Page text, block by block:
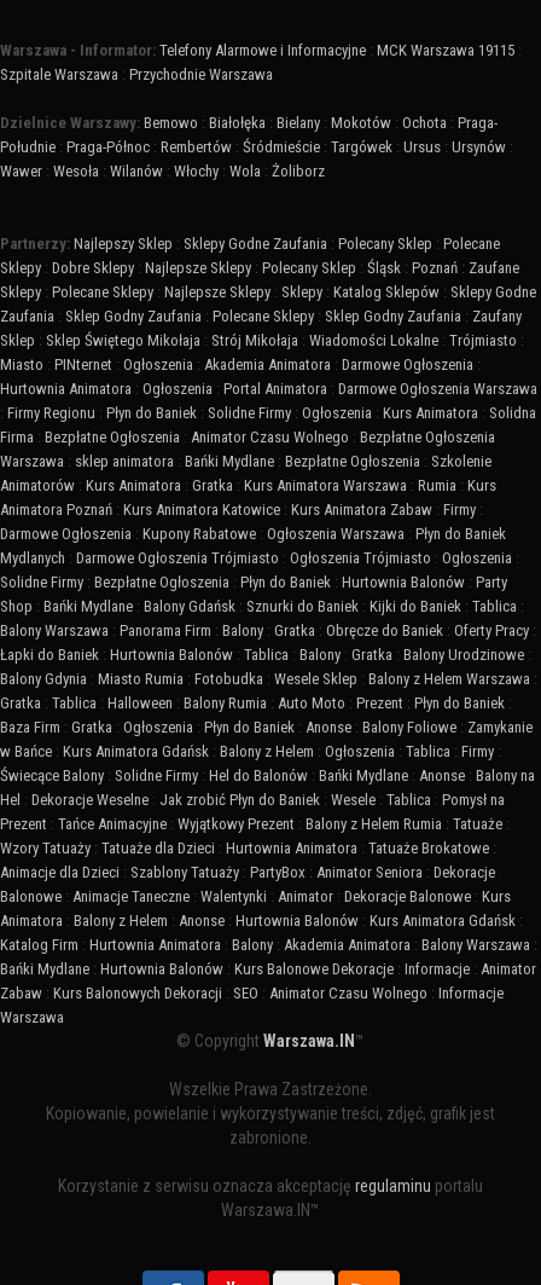
Warszawa - Informator: Telefony Alarmowe i Informacyjne : MCK Warszawa 19115 :
Szpitale Warszawa : Przychodnie Warszawa
Dzielnice Warszawy: Bemowo : Białołęka : Bielany : Mokotów : Ochota : Praga-
Południe : Praga-Północ : Rembertów : Śródmieście : Targówek : Ursus : Ursynów :
Wawer : Wesoła : Wilanów : Włochy : Wola : Żoliborz
Partnerzy: Najlepszy Sklep : Sklepy Godne Zaufania : Polecany Sklep : Polecane
Sklepy : Dobre Sklepy : Najlepsze Sklepy : Polecany Sklep : Śląsk : Poznań : Zaufane
Sklepy : Polecane Sklepy : Najlepsze Sklepy : Sklepy : Katalog Sklepów : Sklepy Godne
Zaufania : Sklep Godny Zaufania : Polecane Sklepy : Sklep Godny Zaufania : Zaufany
Sklep : Sklep Świętego Mikołaja : Strój Mikołaja : Wiadomości Lokalne : Trójmiasto :
Miasto : PINternet : Ogłoszenia : Akademia Animatora : Darmowe Ogłoszenia :
Hurtownia Animatora : Ogłoszenia : Portal Animatora : Darmowe Ogłoszenia Warszawa
: Firmy Regionu : Płyn do Baniek : Solidne Firmy : Ogłoszenia : Kurs Animatora : Solidna
Firma : Bezpłatne Ogłoszenia : Animator Czasu Wolnego : Bezpłatne Ogłoszenia
Warszawa : sklep animatora : Bańki Mydlane : Bezpłatne Ogłoszenia : Szkolenie
Animatorów : Kurs Animatora : Gratka : Kurs Animatora Warszawa : Rumia : Kurs
Animatora Poznań : Kurs Animatora Katowice : Kurs Animatora Zabaw : Firmy :
Darmowe Ogłoszenia : Kupony Rabatowe : Ogłoszenia Warszawa : Płyn do Baniek
Mydlanych : Darmowe Ogłoszenia Trójmiasto : Ogłoszenia Trójmiasto : Ogłoszenia :
Solidne Firmy : Bezpłatne Ogłoszenia : Płyn do Baniek : Hurtownia Balonów : Party
Shop : Bańki Mydlane : Balony Gdańsk : Sznurki do Baniek : Kijki do Baniek : Tablica :
Balony Warszawa : Panorama Firm : Balony : Gratka : Obręcze do Baniek : Oferty Pracy :
Łapki do Baniek : Hurtownia Balonów : Tablica : Balony : Gratka : Balony Urodzinowe :
Balony Gdynia : Miasto Rumia : Fotobudka : Wesele Sklep : Balony z Helem Warszawa :
Gratka : Tablica : Halloween : Balony Rumia : Auto Moto : Prezent : Płyn do Baniek :
Baza Firm : Gratka : Ogłoszenia : Płyn do Baniek : Anonse : Balony Foliowe : Zamykanie
w Bańce : Kurs Animatora Gdańsk : Balony z Helem : Ogłoszenia : Tablica : Firmy :
Świecące Balony : Solidne Firmy : Hel do Balonów : Bańki Mydlane : Anonse : Balony na
Hel : Dekoracje Weselne : Jak zrobić Płyn do Baniek : Wesele : Tablica : Pomysł na
Prezent : Tańce Animacyjne : Wyjątkowy Prezent : Balony z Helem Rumia : Tatuaże :
Wzory Tatuaży : Tatuaże dla Dzieci : Hurtownia Animatora : Tatuaże Brokatowe :
Animacje dla Dzieci : Szablony Tatuaży : PartyBox : Animator Seniora : Dekoracje
Balonowe : Animacje Taneczne : Walentynki : Animator : Dekoracje Balonowe : Kurs
Animatora : Balony z Helem : Anonse : Hurtownia Balonów : Kurs Animatora Gdańsk :
Katalog Firm : Hurtownia Animatora : Balony : Akademia Animatora : Balony Warszawa :
Bańki Mydlane : Hurtownia Balonów : Kurs Balonowe Dekoracje : Informacje : Animator
Zabaw : Kurs Balonowych Dekoracji : SEO : Animator Czasu Wolnego : Informacje
Warszawa
© CopyrightWarszawa.IN ™
Wszelkie Prawa Zastrzeżone.
Kopiowanie, powielanie i wykorzystywanie treści, zdjęć, grafik jest
zabronione.
Korzystanie z serwisu oznacza akceptację regulaminu portalu
Warszawa.IN™